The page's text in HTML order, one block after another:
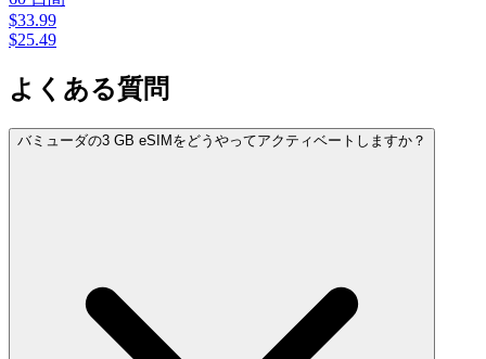
$33.99
$25.49
よくある質問
バミューダの3 GB eSIMをどうやってアクティベートしますか？